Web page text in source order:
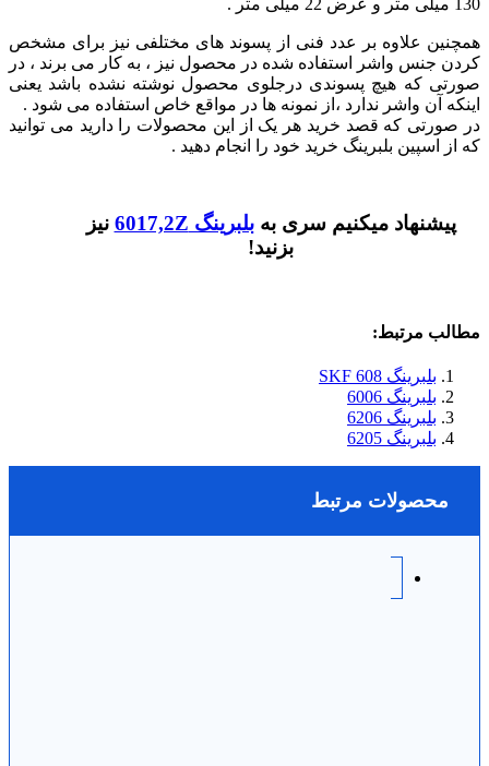
130 میلی متر و عرض 22 میلی متر .
همچنین علاوه بر عدد فنی از پسوند های مختلفی نیز برای مشخص
کردن جنس واشر استفاده شده در محصول نیز ، به کار می برند ،‌ در
صورتی که هیچ پسوندی درجلوی محصول نوشته نشده باشد یعنی
اینکه آن واشر ندارد ،‌از نمونه ها در مواقع خاص استفاده می شود .
در صورتی که قصد خرید هر یک از این محصولات را دارید می توانید
که از اسپین بلبرینگ خرید خود را انجام دهید .
پیشنهاد میکنیم سری بهبلبرینگ 6017,2Z
نیز
بزنید!
مطالب مرتبط:
بلبرینگ 608 SKF
بلبرینگ 6006
بلبرینگ 6206
بلبرینگ 6205
محصولات مرتبط